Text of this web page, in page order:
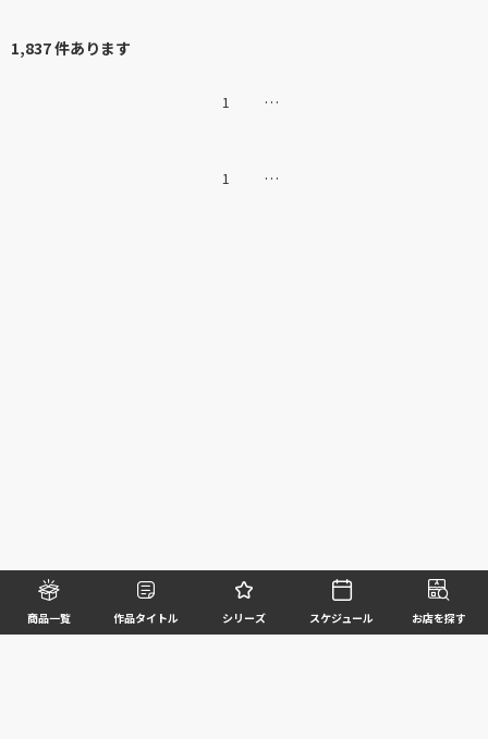
商品一覧 作品タイトル シリーズ スケジュール お店を探す
1,837 件あります
1 …
1 …